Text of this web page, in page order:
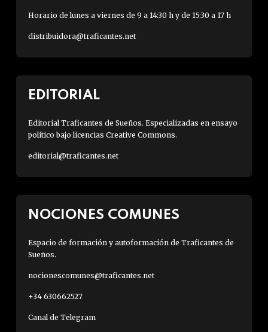
Horario de lunes a viernes de 9 a 14:30 h y de 15:30 a 17 h
distribuidora@traficantes.net
EDITORIAL
Editorial Traficantes de Sueños. Especializadas en ensayo
político bajo licencias Creative Commons.
editorial@traficantes.net
NOCIONES COMUNES
Espacio de formación y autoformación de Traficantes de
Sueños.
nocionescomunes@traficantes.net
+34 630662527
Canal de Telegram